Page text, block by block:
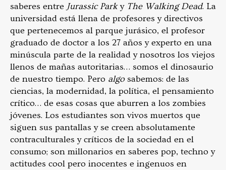
saberes entre Jurassic Parky The Walking Dead. La
universidad está llena de profesores y directivos
que pertenecemos al parque jurásico, el profesor
graduado de doctor a los 27 años y experto en una
minúscula parte de la realidad y nosotros los viejos
llenos de mañas autoritarias… somos el dinosaurio
de nuestro tiempo. Pero algosabemos: de las
ciencias, la modernidad, la política, el pensamiento
crítico… de esas cosas que aburren a los zombies
jóvenes. Los estudiantes son vivos muertos que
siguen sus pantallas y se creen absolutamente
contraculturales y críticos de la sociedad en el
consumo; son millonarios en saberes pop, techno y
actitudes cool pero inocentes e ingenuos en